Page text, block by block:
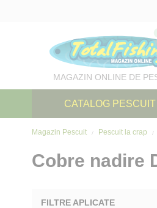
MAGAZIN ONLINE DE
CATALOG PESCUIT
Magazin Pescuit Pescuit la crap
Cobre nadire
FILTRE APLICATE